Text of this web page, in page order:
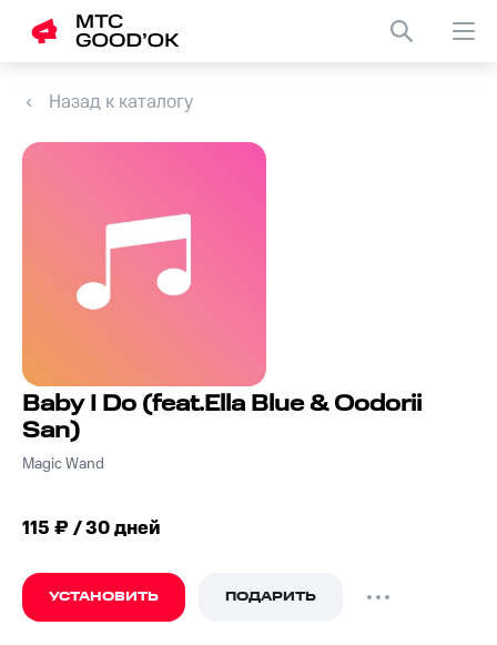
Назад к каталогу
Baby I Do (feat.Ella Blue & Oodorii
San)
Magic Wand
115 ₽ / 30 дней
УСТАНОВИТЬ ПОДАРИТЬ